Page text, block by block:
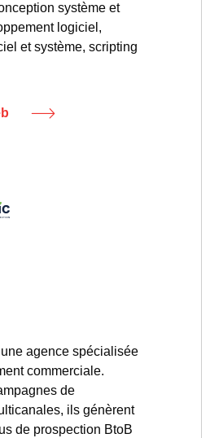
système et
logiciel,
et système, scripting
agence spécialisée
commerciale.
de
ils génèrent
de prospection BtoB